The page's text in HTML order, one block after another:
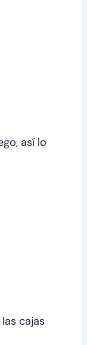
así lo
cajas